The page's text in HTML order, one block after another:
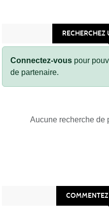
RECHERCHEZ
Connectez-vous pour
de partenaire.
Aucune recherche de
COMMENTEZ